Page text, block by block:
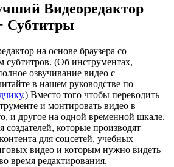
Видеоредактор
Субтитры
на основе браузера со
субтитров. (Об инструментах,
озвучивание видео с
в нашем руководстве по
.) Вместо того чтобы переводить
и монтировать видео в
и другое на одной временной шкале.
создателей, которые производят
для соцсетей, учебных
видео и которым нужно видеть
время редактирования.